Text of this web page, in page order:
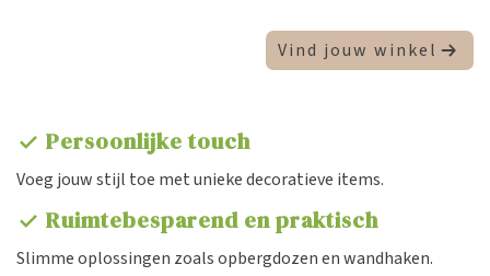
Vind jouw winkel
check Persoonlijke touch
Voeg jouw stijl toe met unieke decoratieve items.
check Ruimtebesparend en praktisch
Slimme oplossingen zoals opbergdozen en wandhaken.